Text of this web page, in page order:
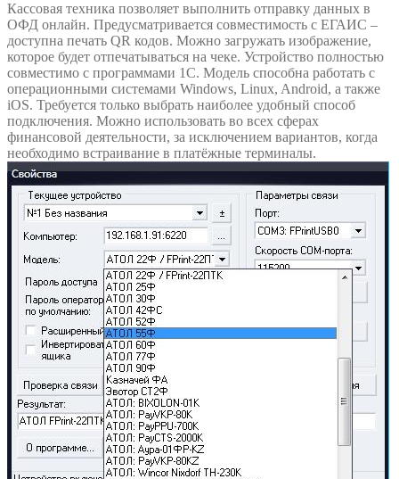
Кассовая техника позволяет выполнить отправку данных в
ОФД онлайн. Предусматривается совместимость с ЕГАИС –
доступна печать QR кодов. Можно загружать изображение,
которое будет отпечатываться на чеке. Устройство полностью
совместимо с программами 1С. Модель способна работать с
операционными системами Windows, Linux, Android, а также
iOS. Требуется только выбрать наиболее удобный способ
подключения. Можно использовать во всех сферах
финансовой деятельности, за исключением вариантов, когда
необходимо встраивание в платёжные терминалы.